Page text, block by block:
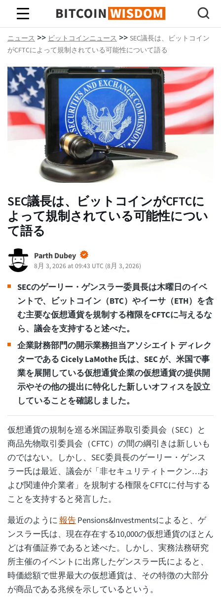
ビットコインの知恵
ニュース >> ビットコインニュース >> SEC議長は、ビットコイン
がCFTCによって規制されている可能性について語る
SEC議長は、ビットコインがCFTCに
よって規制されている可能性につい
て語る
Parth Dubey
8月 3, 2026 at 09:43 UTC (8月 3, 2026)
SECのゲーリー・ゲンスラー委員長は木曜日のイベ
ントで、ビットコイン（BTC）やイーサ（ETH）を含
む主要な仮想通貨を規制する権限をCFTCに与えるな
ら、議会を支持すると述べた。
企業財務部門の開示業務担当アソシエイト ディレク
ターである Cicely LaMothe 氏は、SEC が、米国で事
業を展開している仮想通貨企業の仮想通貨の提供開
示やその他の提出に特化した新しいオフィスを設立
していることを確認しました。
仮想通貨の規制を巡る米国証券取引委員会（SEC）と
商品先物取引委員会（CFTC）の間の綱引きは新しいも
のではない。しかし、SEC委員長のゲーリー・ゲンス
ラー氏は最近、議会が「非セキュリティトークン…お
よび関連仲介業者」を規制する権限をCFTCに付与する
ことを支持すると発言した。
最近のように報告Pensions&Investmentsによると、ゲ
ンスラー氏は、現在存在する10,000の仮想通貨のほとん
どは有価証券であると述べた。しかし、実務法務研究
所主催のイベントに出席したゲンスラー氏によると、
時価総額で世界最大の仮想通貨は、その特徴の大部分
が商品である兆候を示しているという。